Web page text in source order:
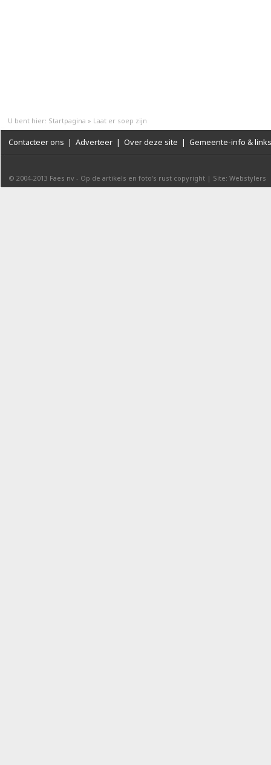
U bent hier: Startpagina » Laat er soep zijn
Contacteer ons | Adverteer | Over deze site | Gemeente-info & links
© 2004-2013 Faes nv - Op de artikels en foto’s rust copyright | Site: Webstylers